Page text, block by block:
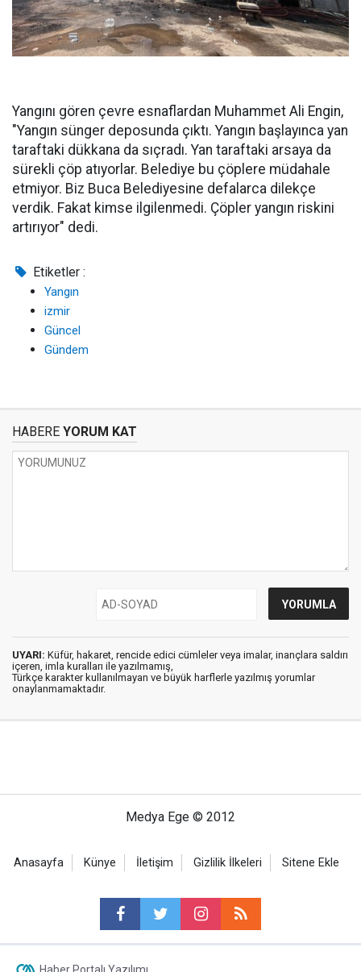
Yangını gören çevre esnaflardan Muhammet Ali Engin,
"Yangın sünger deposunda çıktı. Yangın başlayınca yan
taraftaki dükkana da sıçradı. Yan taraftaki arsaya da
sürekli çöp atıyorlar. Belediye bu çöplere müdahale
etmiyor. Biz Buca Belediyesine defalarca dilekçe
verdik. Fakat kimse ilgilenmedi. Çöpler yangın riskini
artırıyor" dedi.
Etiketler :
Yangın
izmir
Güncel
Gündem
HABERE YORUM KAT
UYARI: Küfür, hakaret, rencide edici cümleler veya imalar, inançlara saldırı
içeren, imla kuralları ile yazılmamış,
Türkçe karakter kullanılmayan ve büyük harflerle yazılmış yorumlar
onaylanmamaktadır.
Medya Ege © 2012
Anasayfa Künye İletişim Gizlilik İlkeleri Sitene Ekle
Haber Portalı Yazılımı